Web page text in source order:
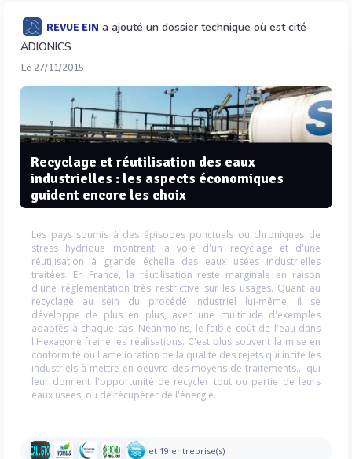
REVUE EIN a ajouté un dossier technique où est cité
ADIONICS
Le 27/11/2015
Recyclage et réutilisation des eaux
industrielles : les aspects économiques
guident encore les choix
Les pays soumis à des épisodes ponctuels ou chroniques de
stress hydrique montrent la voie d'un recyclage et d'une
réutilisation à grande échelle des eaux usées industrielles
traitées. En France, la réutilisation reste marginale en raison
d'une réglementation très restrictive sur les usages. Quant au
recyclage au sein du procédé industriel lui-même, il se
développe de plus en plus, avec une multitude d'exemples
adaptés à chaque cas. Néanmoins, le faible coût de l'eau dans
l'Hexagone freine les réalisations. C'est plus souvent la mise en
conformité ou l'amélioration de la qualité des rejets qui incite les
industriels à mettre en oeuvre des moyens de traitements... qui
leur donnent l'opportunité de recycler tout ou partie de leurs
eaux usées, ou de récupérer de l'énergie.
et 19 entreprise(s)